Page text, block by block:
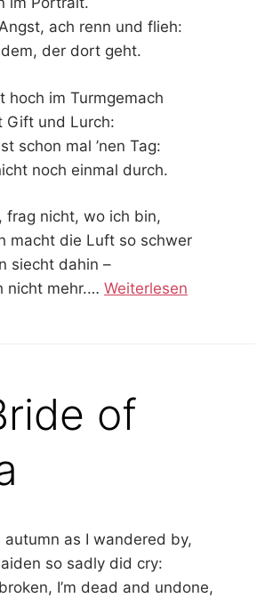
ach renn und flieh:
der dort geht.
hoch im Turmgemach
Gift und Lurch:
schon mal ’nen Tag:
noch einmal durch.
frag nicht, wo ich bin,
macht die Luft so schwer
siecht dahin –
nicht mehr.… Weiterlesen
of
autumn as I wandered by,
so sadly did cry:
I’m dead and undone,